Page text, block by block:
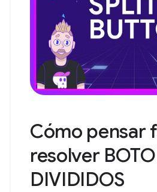
Cómo pensar
resolver
DIVIDIDOS